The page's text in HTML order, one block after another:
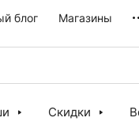
блог Магазины
Скидки